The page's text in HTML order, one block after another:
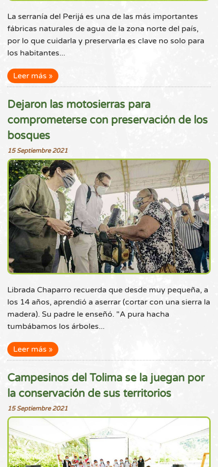
La serranía del Perijá es una de las más importantes
fábricas naturales de agua de la zona norte del país,
por lo que cuidarla y preservarla es clave no solo para
los habitantes...
Leer más
Dejaron las motosierras para
comprometerse con preservación de los
bosques
15 Septiembre 2021
Librada Chaparro recuerda que desde muy pequeña, a
los 14 años, aprendió a aserrar (cortar con una sierra la
madera). Su padre le enseñó. "A pura hacha
tumbábamos los árboles...
Leer más
Campesinos del Tolima se la juegan por
la conservación de sus territorios
15 Septiembre 2021